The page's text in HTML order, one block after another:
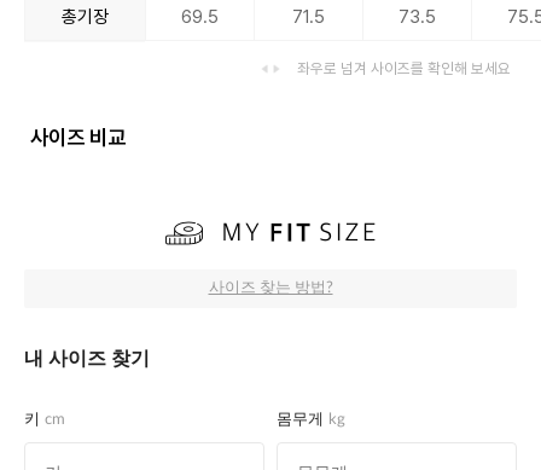
총기장 69.5 71.5 73.5
좌우로 넘겨 사이즈를 확인해 보세요
사이즈 비교